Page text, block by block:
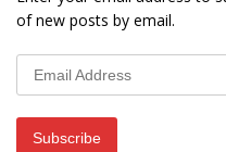
of new posts by email.
Subscribe